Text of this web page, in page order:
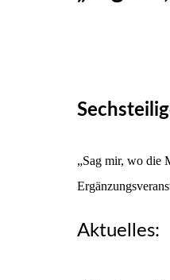
„Sag mir, wo die
Aktuelles: